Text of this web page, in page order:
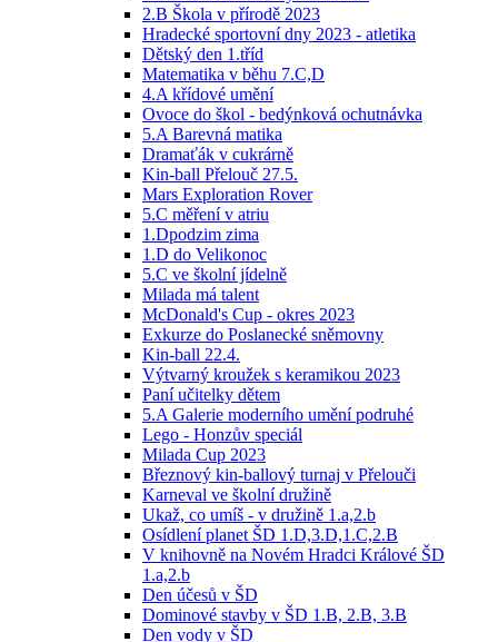
2.B Škola v přírodě 2023
Hradecké sportovní dny 2023 - atletika
Dětský den 1.tříd
Matematika v běhu 7.C,D
4.A křídové umění
Ovoce do škol - bedýnková ochutnávka
5.A Barevná matika
Dramaťák v cukrárně
Kin-ball Přelouč 27.5.
Mars Exploration Rover
5.C měření v atriu
1.Dpodzim zima
1.D do Velikonoc
5.C ve školní jídelně
Milada má talent
McDonald's Cup - okres 2023
Exkurze do Poslanecké sněmovny
Kin-ball 22.4.
Výtvarný kroužek s keramikou 2023
Paní učitelky dětem
5.A Galerie moderního umění podruhé
Lego - Honzův speciál
Milada Cup 2023
Březnový kin-ballový turnaj v Přelouči
Karneval ve školní družině
Ukaž, co umíš - v družině 1.a,2.b
Osídlení planet ŠD 1.D,3.D,1.C,2.B
V knihovně na Novém Hradci Králové ŠD
1.a,2.b
Den účesů v ŠD
Dominové stavby v ŠD 1.B, 2.B, 3.B
Den vody v ŠD